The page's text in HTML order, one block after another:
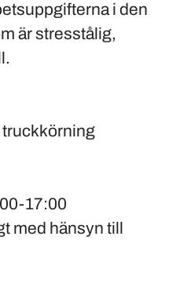
i den
är stresstålig,
truckkörning
17:00
med hänsyn till